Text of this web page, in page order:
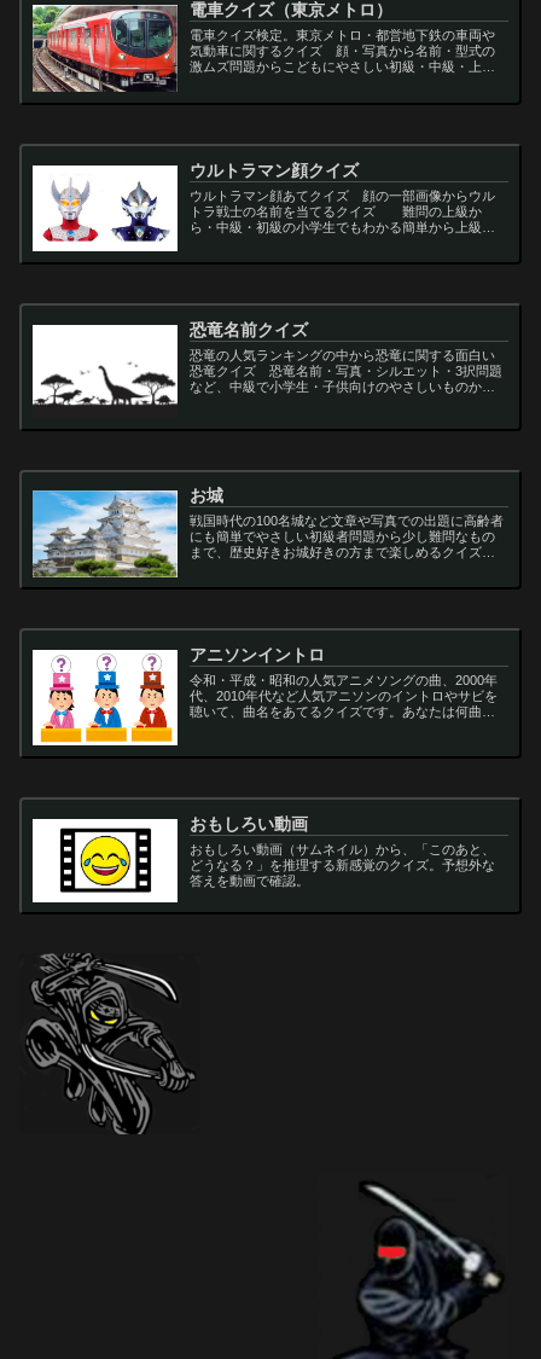
電車クイズ（東京メトロ）
電車クイズ検定。東京メトロ・都営地下鉄の車両や
気動車に関するクイズ 顔・写真から名前・型式の
激ムズ問題からこどもにやさしい初級・中級・上級
ウルトラマン顔クイズ
ウルトラマン顔あてクイズ 顔の一部画像からウル
トラ戦士の名前を当てるクイズ 難問の上級か
ら・中級・初級の小学生でもわかる簡単から上級者
恐竜名前クイズ
恐竜の人気ランキングの中から恐竜に関する面白い
恐竜クイズ 恐竜名前・写真・シルエット・3択問題
など、中級で小学生・子供向けのやさしいものから
サ...
お城
戦国時代の100名城など文章や写真での出題に高齢者
にも簡単でやさしい初級者問題から少し難問なもの
まで、歴史好きお城好きの方まで楽しめるクイズで
アニソンイントロ
令和・平成・昭和の人気アニメソングの曲、2000年
代、2010年代など人気アニソンのイントロやサビを
聴いて、曲名をあてるクイズです。あなたは何曲わ
おもしろい動画
おもしろい動画（サムネイル）から、「このあと、
どうなる？」を推理する新感覚のクイズ。予想外な
答えを動画で確認。